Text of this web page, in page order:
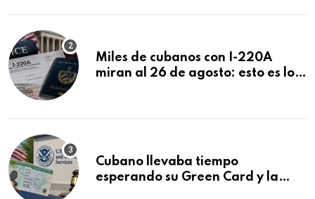
Miles de cubanos con I-220A
miran al 26 de agosto: esto es lo
Cubano llevaba tiempo
esperando su Green Card y la